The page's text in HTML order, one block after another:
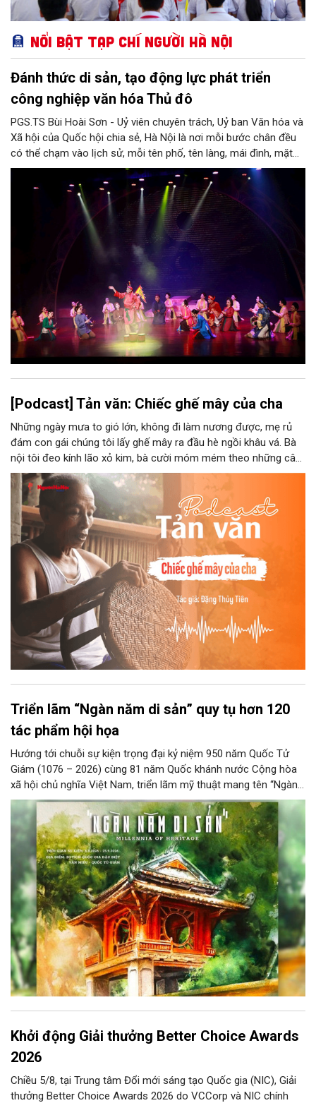
Nổi bật Tạp chí Người Hà Nội
Đánh thức di sản, tạo động lực phát triển
công nghiệp văn hóa Thủ đô
PGS.TS Bùi Hoài Sơn - Uỷ viên chuyên trách, Uỷ ban Văn hóa và
Xã hội của Quốc hội chia sẻ, Hà Nội là nơi mỗi bước chân đều
có thể chạm vào lịch sử, mỗi tên phố, tên làng, mái đình, mặt
hồ, nếp nhà, câu hát, món ăn, làn điệu, nghề thủ công đều có
thể kể một câu chuyện về chiều sâu văn hiến của dân tộc.
Nhưng trong kỷ nguyên mới, câu hỏi đặt ra không chỉ Hà Nội có
bao nhiêu di sản, bao nhiêu văn nghệ sĩ, trí thức, không gian ký
ức, mà là làm thế nào để những giá trị ấy trở thành nguồn lực
phát triển, thành sức mạnh mềm, thành động lực sáng tạo,
thành năng lực cạnh tranh của Thủ đô.
[Podcast] Tản văn: Chiếc ghế mây của cha
Những ngày mưa to gió lớn, không đi làm nương được, mẹ rủ
đám con gái chúng tôi lấy ghế mây ra đầu hè ngồi khâu vá. Bà
nội tôi đeo kính lão xỏ kim, bà cười móm mém theo những câu
chuyện kể tếu táo của đám trẻ chúng tôi. Chiếc ghế mây phát
ra âm thanh kin kít chịu đựng sức nặng cơ thể con người theo
những điệu cười khúc khích.
Triển lãm “Ngàn năm di sản” quy tụ hơn 120
tác phẩm hội họa
Hướng tới chuỗi sự kiện trọng đại kỷ niệm 950 năm Quốc Tử
Giám (1076 – 2026) cùng 81 năm Quốc khánh nước Cộng hòa
xã hội chủ nghĩa Việt Nam, triển lãm mỹ thuật mang tên “Ngàn
năm di sản” sẽ chính thức khai mạc vào ngày 8/8 tại Nhà Thái
Học, Di tích Quốc gia đặc biệt Văn Miếu – Quốc Tử Giám. Sự
kiện kéo dài đến ngày 25/9/2026 hứa hẹn trở thành điểm đến
văn hóa đầy sức hút, góp phần làm phong phú đời sống nghệ
thuật của Thủ đô trong mùa thu này.
Khởi động Giải thưởng Better Choice Awards
2026
Chiều 5/8, tại Trung tâm Đổi mới sáng tạo Quốc gia (NIC), Giải
thưởng Better Choice Awards 2026 do VCCorp và NIC chính